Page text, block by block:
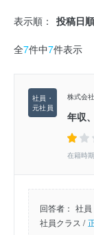
表示順： 投稿日順
全7件中7件表示
株式会
年収
在籍時
回答者： 社員
社員クラス /